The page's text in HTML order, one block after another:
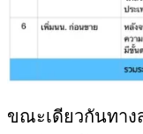
ขณะเดียวกันทาง